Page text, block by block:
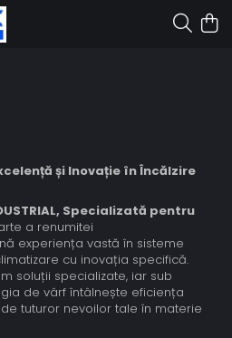
și Inovație în Încălzire
Specializată pentru
a renumitei
experiența vastă în sisteme
cu inovația specifică.
soluții specializate, iar sub
de vârf întâlnește eficiența
tuturor nevoilor tale în materie